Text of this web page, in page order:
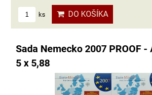
ks DO KOŠÍKA
Sada Nemecko 2007 PROOF -
5 x 5,88